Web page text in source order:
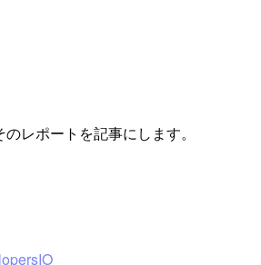
レポートを記事にします。